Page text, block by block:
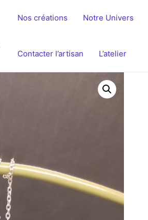
Nos créations Notre Univers
Contacter l’artisan L’atelier